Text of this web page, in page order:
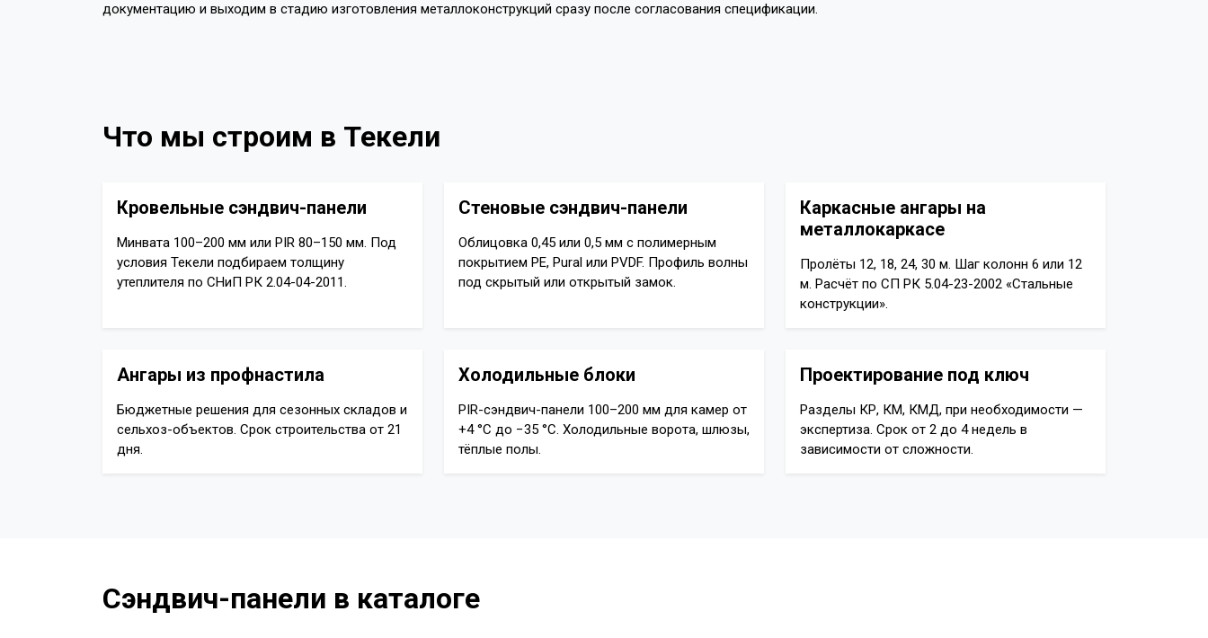
документацию и выходим в стадию изготовления металлоконструкций сразу после согласования спецификации.
Что мы строим в Текели
Кровельные сэндвич-панели
Минвата 100–200 мм или PIR 80–150 мм. Под
условия Текели подбираем толщину
утеплителя по СНиП РК 2.04-04-2011.
Стеновые сэндвич-панели
Облицовка 0,45 или 0,5 мм с полимерным
покрытием PE, Pural или PVDF. Профиль волны
под скрытый или открытый замок.
Каркасные ангары на
металлокаркасе
Пролёты 12, 18, 24, 30 м. Шаг колонн 6 или 12
м. Расчёт по СП РК 5.04-23-2002 «Стальные
конструкции».
Ангары из профнастила
Бюджетные решения для сезонных складов и
сельхоз-объектов. Срок строительства от 21
дня.
Холодильные блоки
PIR-сэндвич-панели 100–200 мм для камер от
+4 °C до −35 °C. Холодильные ворота, шлюзы,
тёплые полы.
Проектирование под ключ
Разделы КР, КМ, КМД, при необходимости —
экспертиза. Срок от 2 до 4 недель в
зависимости от сложности.
Сэндвич-панели в каталоге